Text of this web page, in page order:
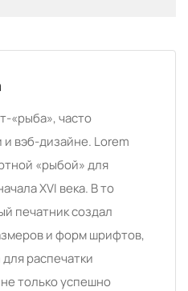
«рыба», часто
вэб-дизайне. Lorem
«рыбой» для
XVI века. В то
печатник создал
и форм шрифтов,
распечатки
только успешно